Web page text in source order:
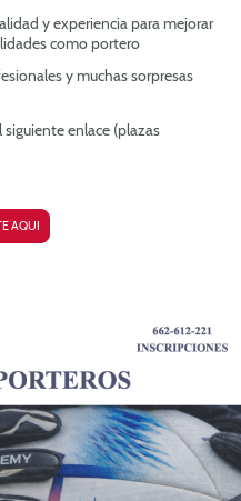
y experiencia para mejorar
como portero
y muchas sorpresas
siguiente enlace (plazas
AQUI